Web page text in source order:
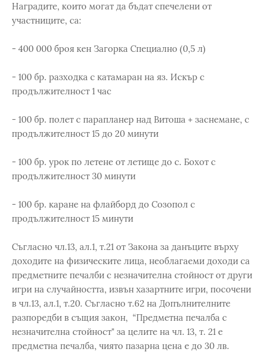
Наградите, които могат да бъдат спечелени от
участниците, са:
- 400 000 броя кен Загорка Специално (0,5 л)
- 100 бр. разходка с катамаран на яз. Искър с
продължителност 1 час
- 100 бр. полет с парапланер над Витоша + заснемане, с
продължителност 15 до 20 минути
- 100 бр. урок по летене от летище до с. Бохот с
продължителност 30 минути
- 100 бр. каране на флайборд до Созопол с
продължителност 15 минути
Съгласно чл.13, ал.1, т.21 от Закона за данъците върху
доходите на физическите лица, необлагаеми доходи са
предметните печалби с незначителна стойност от други
игри на случайността, извън хазартните игри, посочени
в чл.13, ал.1, т.20. Съгласно т.62 на Допълнителните
разпоредби в същия закон, “Предметна печалба с
незначителна стойност" за целите на чл. 13, т. 21 е
предметна печалба, чиято пазарна цена е до 30 лв.